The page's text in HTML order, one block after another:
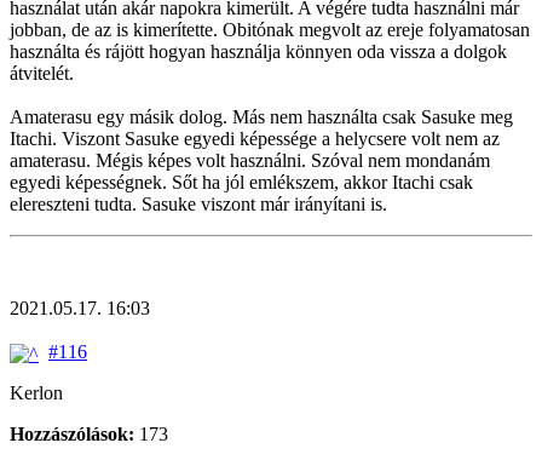
használat után akár napokra kimerült. A végére tudta használni már
jobban, de az is kimerítette. Obitónak megvolt az ereje folyamatosan
használta és rájött hogyan használja könnyen oda vissza a dolgok
átvitelét.
Amaterasu egy másik dolog. Más nem használta csak Sasuke meg
Itachi. Viszont Sasuke egyedi képessége a helycsere volt nem az
amaterasu. Mégis képes volt használni. Szóval nem mondanám
egyedi képességnek. Sőt ha jól emlékszem, akkor Itachi csak
elereszteni tudta. Sasuke viszont már irányítani is.
2021.05.17. 16:03
#116
Kerlon
Hozzászólások: 173